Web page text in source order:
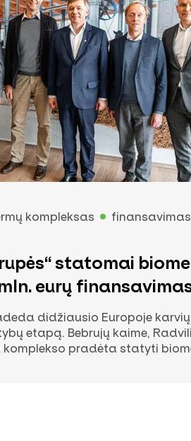
kompleksas finansavimas
statomai
eurų
didžiausio Europoje
etapą. Bebrujų kaime,
komplekso pradėta statyti